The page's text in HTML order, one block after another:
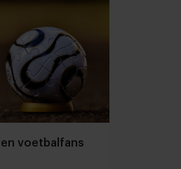
voetbalfans